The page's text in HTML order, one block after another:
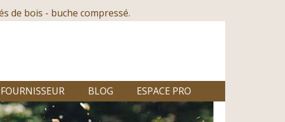
de bois - buche compressé.
BLOG ESPACE PRO